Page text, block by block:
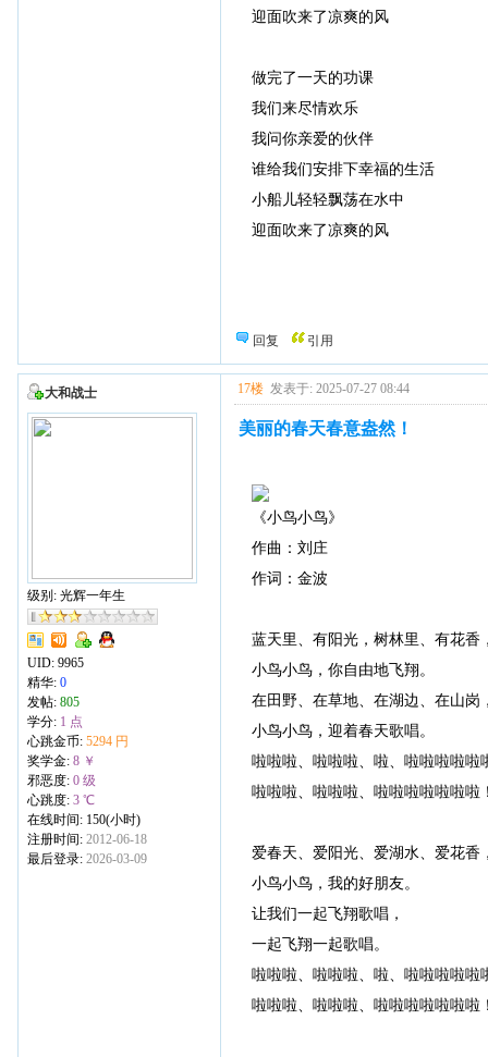
迎面吹来了凉爽的风
做完了一天的功课
我们来尽情欢乐
我问你亲爱的伙伴
谁给我们安排下幸福的生活
小船儿轻轻飘荡在水中
迎面吹来了凉爽的风
回复 引用
大和战士
级别: 光辉一年生
UID: 9965
精华: 0
发帖: 805
学分: 1 点
心跳金币: 5294 円
奖学金: 8 ￥
邪恶度: 0 级
心跳度: 3 ℃
在线时间: 150(小时)
注册时间: 2012-06-18
最后登录: 2026-03-09
17楼 发表于: 2025-07-27 08:44
美丽的春天春意盎然！
《小鸟小鸟》
作曲：刘庄
作词：金波
蓝天里、有阳光，树林里、有花香
小鸟小鸟，你自由地飞翔。
在田野、在草地、在湖边、在山岗
小鸟小鸟，迎着春天歌唱。
啦啦啦、啦啦啦、啦、啦啦啦啦啦
啦啦啦、啦啦啦、啦啦啦啦啦啦啦
爱春天、爱阳光、爱湖水、爱花香
小鸟小鸟，我的好朋友。
让我们一起飞翔歌唱，
一起飞翔一起歌唱。
啦啦啦、啦啦啦、啦、啦啦啦啦啦
啦啦啦、啦啦啦、啦啦啦啦啦啦啦